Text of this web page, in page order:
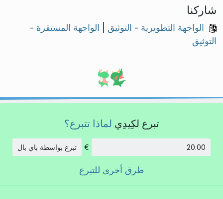
شاركنا
الواجهة التطويرية - التوثيق الواجهة المستقرة -
التوثيق
تبرع لكِيدِي لماذا تتبرع؟
€ تبرع بواسطة باي بال
طرق أخرى للتبرع